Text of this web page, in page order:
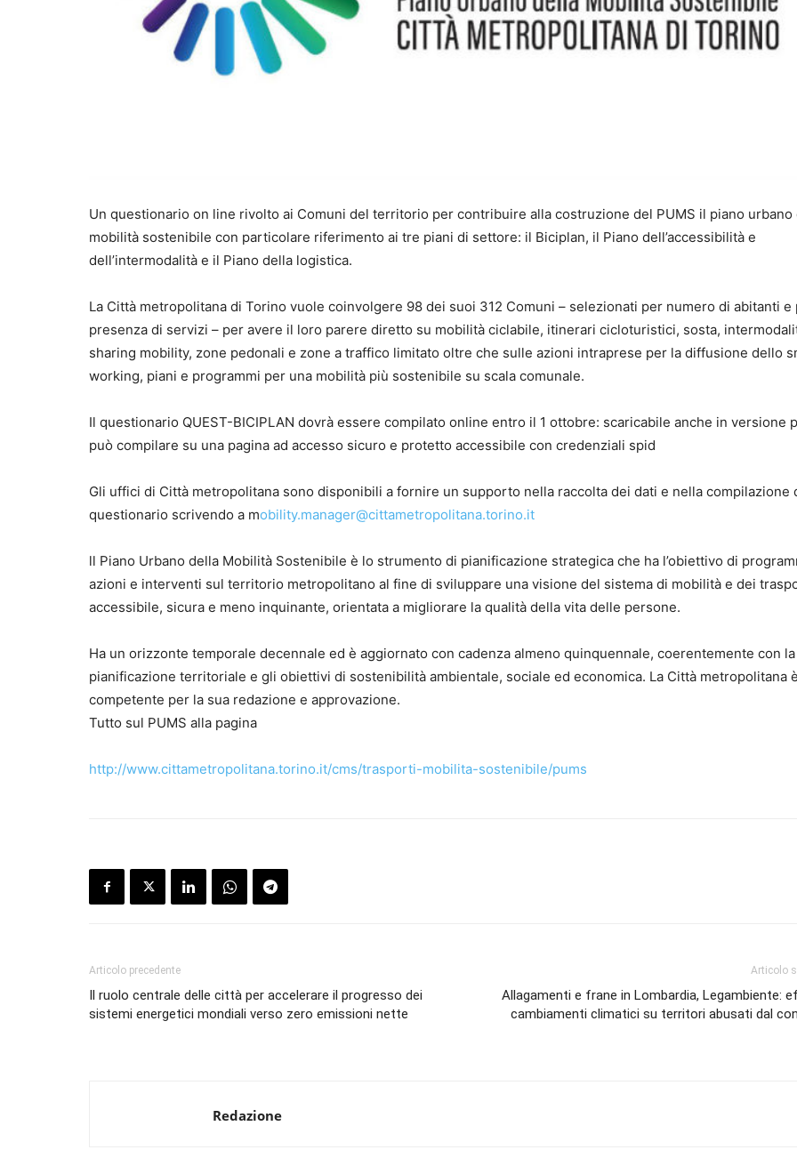
Un questionario on line rivolto ai Comuni del territorio per contribuire alla costruzione del PUMS il piano urbano
mobilità sostenibile con particolare riferimento ai tre piani di settore: il Biciplan, il Piano dell’accessibilità e
dell’intermodalità e il Piano della logistica.
La Città metropolitana di Torino vuole coinvolgere 98 dei suoi 312 Comuni – selezionati per numero di abitanti e
presenza di servizi – per avere il loro parere diretto su mobilità ciclabile, itinerari cicloturistici, sosta,
sharing mobility, zone pedonali e zone a traffico limitato oltre che sulle azioni intraprese per la diffusione dello
working, piani e programmi per una mobilità più sostenibile su scala comunale.
Il questionario QUEST-BICIPLAN dovrà essere compilato online entro il 1 ottobre: scaricabile anche in versione
può compilare su una pagina ad accesso sicuro e protetto accessibile con credenziali spid
Gli uffici di Città metropolitana sono disponibili a fornire un supporto nella raccolta dei dati e nella compilazione
questionario scrivendo a mobility.manager@cittametropolitana.torino.it
ll Piano Urbano della Mobilità Sostenibile è lo strumento di pianificazione strategica che ha l’obiettivo di
azioni e interventi sul territorio metropolitano al fine di sviluppare una visione del sistema di mobilità e dei
accessibile, sicura e meno inquinante, orientata a migliorare la qualità della vita delle persone.
Ha un orizzonte temporale decennale ed è aggiornato con cadenza almeno quinquennale, coerentemente con la
pianificazione territoriale e gli obiettivi di sostenibilità ambientale, sociale ed economica. La Città metropolitana è
competente per la sua redazione e approvazione.
Tutto sul PUMS alla pagina
http://www.cittametropolitana.torino.it/cms/trasporti-mobilita-sostenibile/pums
Articolo precedente
Il ruolo centrale delle città per accelerare il progresso dei
sistemi energetici mondiali verso zero emissioni nette
Articolo
Allagamenti e frane in Lombardia, Legambiente:
cambiamenti climatici su territori abusati dal
Redazione